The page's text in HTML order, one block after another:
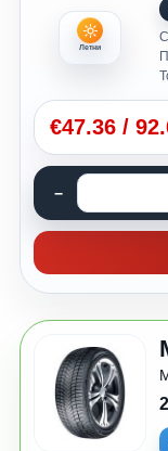
Летни
€47.36 /